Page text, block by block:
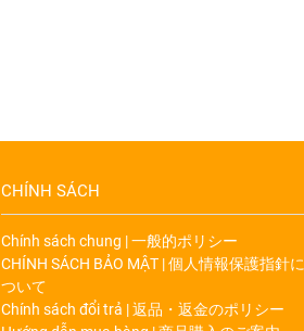
CHÍNH SÁCH
Chính sách chung | 一般的ポリシー
CHÍNH SÁCH BẢO MẬT | 個人情報保護指針に
ついて
Chính sách đổi trả | 返品・返金のポリシー